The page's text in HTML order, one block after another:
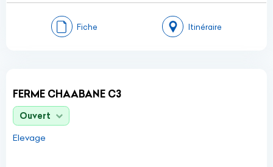
Fiche Itinéraire
FERME CHAABANE C3
Ouvert
Elevage